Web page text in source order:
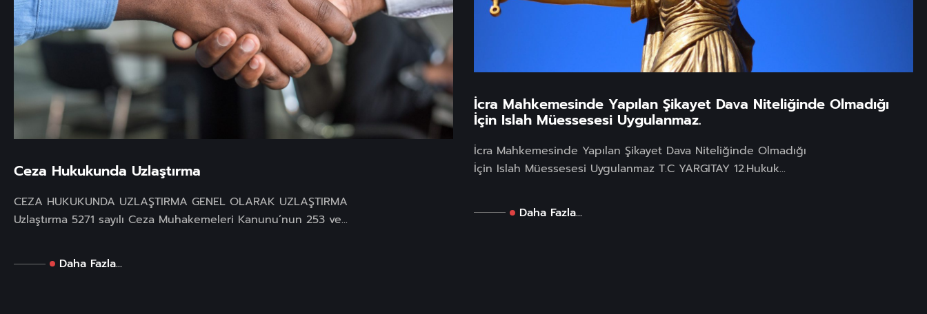
İcra Mahkemesinde Yapılan Şikayet Dava Niteliğinde Olmadığı
İçin Islah Müessesesi Uygulanmaz.
İcra Mahkemesinde Yapılan Şikayet Dava Niteliğinde Olmadığı
İçin Islah Müessesesi Uygulanmaz T.C YARGITAY 12.Hukuk...
Daha Fazla...
Ceza Hukukunda Uzlaştırma
CEZA HUKUKUNDA UZLAŞTIRMA GENEL OLARAK UZLAŞTIRMA
Uzlaştırma 5271 sayılı Ceza Muhakemeleri Kanunu’nun 253 ve...
Daha Fazla...